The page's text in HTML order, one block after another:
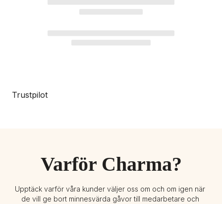
Trustpilot
Varför Charma?
Upptäck varför våra kunder väljer oss om och om igen när
de vill ge bort minnesvärda gåvor till medarbetare och